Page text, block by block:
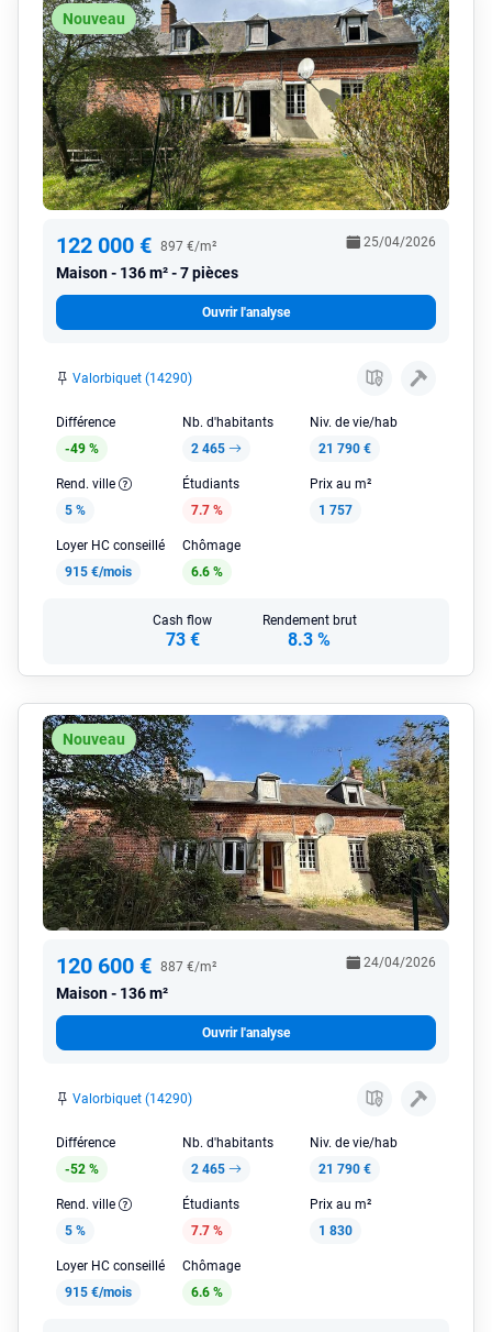
Nouveau
122 000 € 897 €/m²
Maison 136 m² - 7 pièces
25/04/2026
Ouvrir l'analyse
Valorbiquet (14290)
Différence
-49 %
Nb. d'habitants
2 465
Niv. de vie/hab
21 790 €
Rend. ville
5 %
Étudiants
7.7 %
Prix au m²
1 757
Loyer HC conseillé
915 €/mois
Chômage
6.6 %
Cash flow
73 €
Rendement brut
8.3 %
Nouveau
120 600 € 887 €/m²
Maison 136 m²
24/04/2026
Ouvrir l'analyse
Valorbiquet (14290)
Différence
-52 %
Nb. d'habitants
2 465
Niv. de vie/hab
21 790 €
Rend. ville
5 %
Étudiants
7.7 %
Prix au m²
1 830
Loyer HC conseillé
915 €/mois
Chômage
6.6 %